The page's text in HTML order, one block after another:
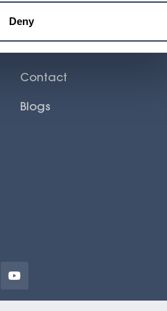
Deny
Werken Bij
Contact
Blogs